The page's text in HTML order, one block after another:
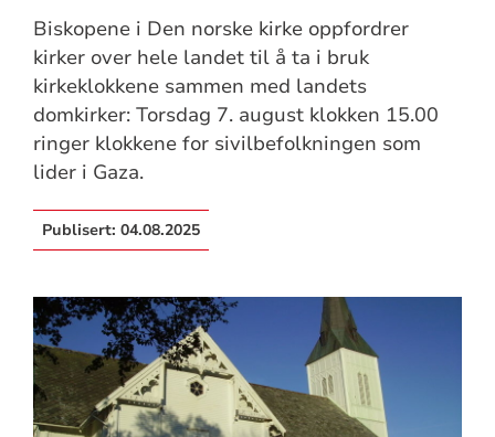
Biskopene i Den norske kirke oppfordrer
kirker over hele landet til å ta i bruk
kirkeklokkene sammen med landets
domkirker: Torsdag 7. august klokken 15.00
ringer klokkene for sivilbefolkningen som
lider i Gaza.
Publisert: 04.08.2025